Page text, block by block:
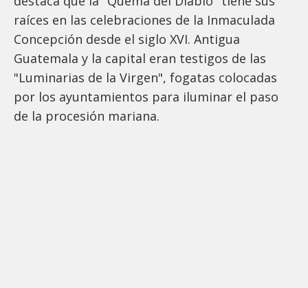
raíces en las celebraciones de la Inmaculada
Concepción desde el siglo XVI. Antigua
Guatemala y la capital eran testigos de las
"Luminarias de la Virgen", fogatas colocadas
por los ayuntamientos para iluminar el paso
de la procesión mariana.